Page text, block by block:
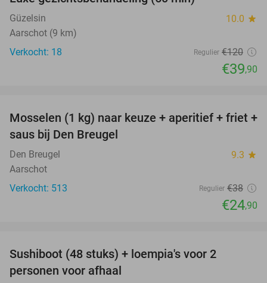
Güzelsin 10.0 star
Aarschot (9 km)
Verkocht: 18
Regulier €120
€39,90
34%
Mosselen (1 kg) naar keuze + aperitief + friet +
saus bij Den Breugel
Den Breugel 9.3 star
Aarschot
Verkocht: 513
Regulier €38
€24,90
Sushiboot (48 stuks) + loempia's voor 2
personen voor afhaal